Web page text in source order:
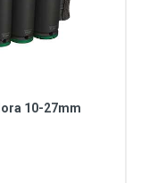
10-27mm